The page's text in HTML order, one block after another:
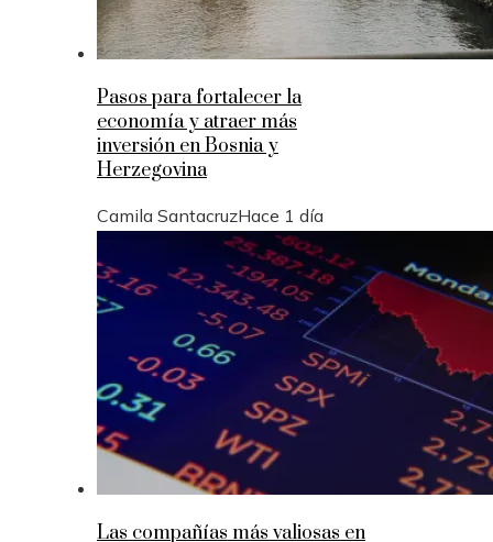
Pasos para fortalecer la
economía y atraer más
inversión en Bosnia y
Herzegovina
Camila SantacruzHace 1 día
Las compañías más valiosas en